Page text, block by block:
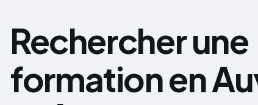
Rechercher une
formation en